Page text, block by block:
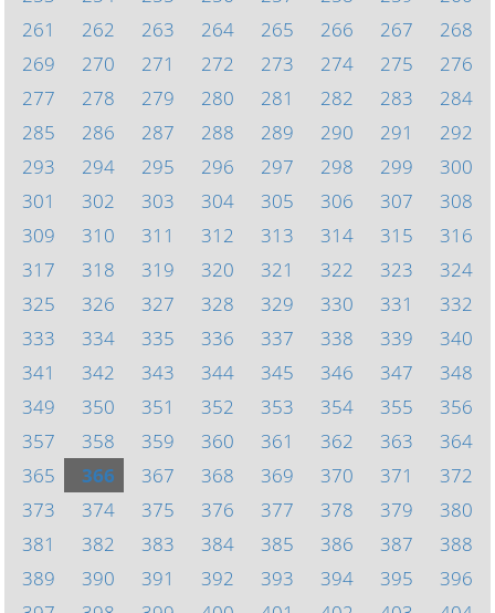
261
262 263 264 265 266 267
268
269
270 271 272 273 274 275
276
277
278 279 280 281 282 283
284
285
286 287 288 289 290 291
292
293
294 295 296 297 298 299
300
301
302 303 304 305 306 307
308
309
310 311 312 313 314 315
316
317
318 319 320 321 322 323
324
325
326 327 328 329 330 331
332
333
334 335 336 337 338 339
340
341
342 343 344 345 346 347
348
349
350 351 352 353 354 355
356
357
358 359 360 361 362 363
364
365
366 367 368 369 370 371
372
373
374 375 376 377 378 379
380
381
382 383 384 385 386 387
388
389
390 391 392 393 394 395
396